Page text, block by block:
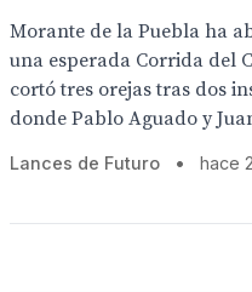
Morante de la Puebla ha
una esperada Corrida del
cortó tres orejas tras dos
donde Pablo Aguado y
Lances de Futuro • hace